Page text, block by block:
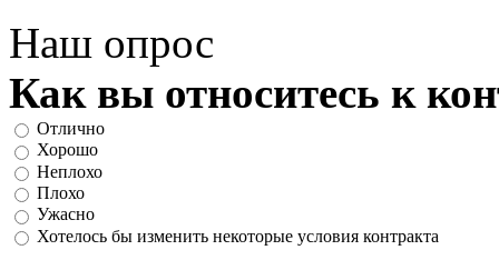
Наш опрос
Как вы относитесь к
Отлично
Хорошо
Неплохо
Плохо
Ужасно
Хотелось бы изменить некоторые условия контракта